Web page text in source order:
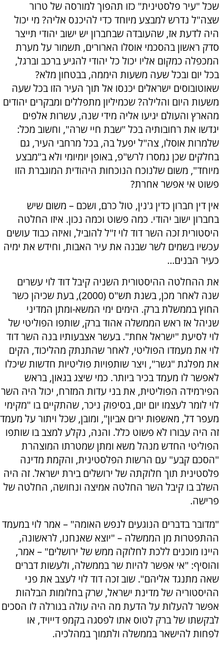
שכל "עיר פלסטינית" כזו תהפוך למורסה של טרור
שצה"ל נדרש למבצע מיוחד כדי להיכנס אליה? מי יכול
היה לדעת אז, שהעובדה שבחברון יש ישוב יהודי תייצר
סדק ראשון בהסכמי אוסלו הארורים, תשמור על מערת
המכפלה כמקום אליו יכול כל יהודי להגיע ברכב וברגל,
בכל יום ובכל שעה משעות היממה, בבטחון מלא?
שאוטובוסים ישראלים יכנסו אל תוך העיר הזו בכל שעה
משעות היום והלילה? שכמיליון מתפללים ומבקרים יהודים
מהארץ והעולם יגיעו אליה מידי שנה, עשרות אלפים
יגדשו את רחובותיה בכל "שבת חיי שרה", וחשוב מכל:
שלמרות אוסלו, צה"ל יפעל בה, בכל מרחבי העיר, גם
בחלקים שכן נמסרו לרש"פ, באופן יומיומי ולא ב"מבצע
מיוחד", משום שלנוכח הנוכחות היהודית המוגברת הזו
פשוט אי אפשר אחרת?
אין דין חברון כדין ג'נין, טול כרם, ושכם – משום שיש
בחברון ישוב יהודי. כמה פשוט וכמה נכון. איזו החלטה
היסטורית זכה השר דוד לוי ז"ל להוביל, ואיזה כבוד עושים
עכשיו בשמים לשר שבנה את עיר האבות, וחידש את ימיה
כעיר הבנים...
את ההחלטה ההיסטורית השניה קיבל דוד לוי עשרים
שנה לאחר מכן, בשנת תש"ס (2000), בעת שכיהן כשר
החוץ בממשלת ברק. הימים ימי המשא-ומתן המדיני
שניהל אז ראש הממשלה אהוד ברק, שותפו הפוליטי של
לוי לסיעת "ישראל אחת". בעשר אצבעותיו בנה השר דוד
לוי את מעמדו הפוליטי, לאחר שהתנתק מהליכוד, הקים
את מפלגת "גשר", ויצר שותפויות פוליטיות חדשות שיכלו
לאפשר לו מעמד בכיר ביותר. כמי שיצג בגאון, בראש
הפירמידה הפוליטית, את בני עדות המזרח, יכול היה השר
לוי לומר לעצמו יום יום, בסיפוק ניכר, שהתקיים בו "מקימי
מעפר דל, מאשפות ירים אביון", ומובן, שכל ויתור על מעמד
זה היה עבורו לא פשוט כלל. והנה, נקלע למצב בו שותפו
הפוליטי החדש מנהל משא ומתן שמטרתו המוצהרת
"הסכם קבע" עם הרשות הפלסטינית, והקמת מדינה
פלסטינית תוך חלוקתה של ירושלים בירת ישראל. זה היה
השלב בו קיבל השר החלטה אמיצה ונחושה, החלטה של
פרישה.
"מדובר בדברים הנוגעים לנפש האומה" – אמר לוי במעמד
ההתפטרות מן הממשלה – "יוצא שאנחנו, לראשונה,
היינו מוכנים ללכת לחלוקה ממש של ירושלים" – אמר,
והוסיף: "אי אפשר להיות שר בממשלה, ולעשות דברים
שאה מתנגד אליהם". שוב זכה דוד לוי לעצב את פני
ההיסטוריה של מדינת ישראל, שרק בחלומות הבלהות
אפשר להעלות על הדעת מה היה עולה בגורלה לו הסכים
לבקשתו של ברק לטוס אתו לפסגה בקמפ דייויד, או
לפחות להישאר בממשלה ולתמוך במהלכיה.